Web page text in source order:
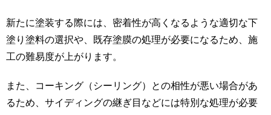
新たに塗装する際には、密着性が高くなるような適切な下
塗り塗料の選択や、既存塗膜の処理が必要になるため、施
工の難易度が上がります。
また、コーキング（シーリング）との相性が悪い場合があ
るため、サイディングの継ぎ目などには特別な処理が必要